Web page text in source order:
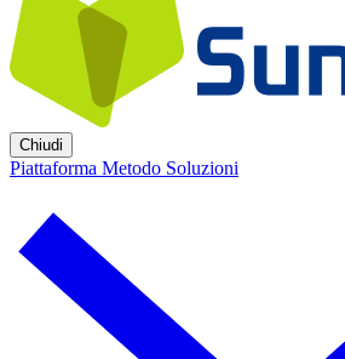
Chiudi
Piattaforma Metodo Soluzioni